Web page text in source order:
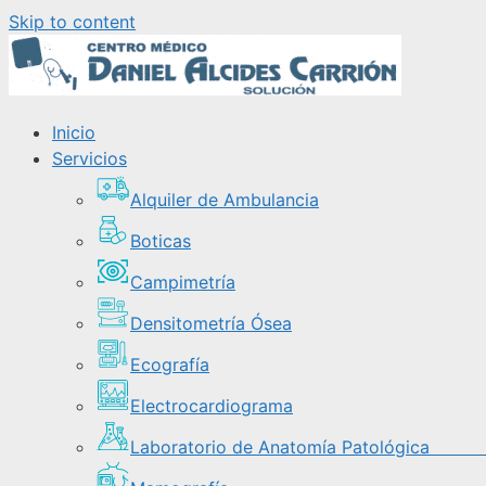
Skip to content
Inicio
Servicios
Alquiler de Ambulancia
Boticas
Campimetría
Densitometría Ósea
Ecografía
Electrocardiograma
Laboratorio de Anatomía